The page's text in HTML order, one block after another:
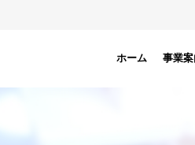
ホーム 事業